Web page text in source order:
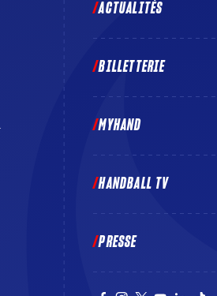
ACTUALITÉS
BILLETTERIE
MYHAND
HANDBALL TV
PRESSE